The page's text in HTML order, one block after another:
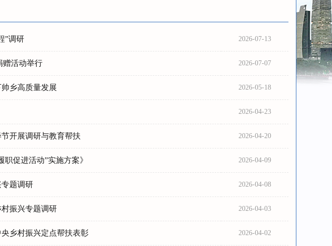
”调研 2026-07-13
赠活动举行 2026-07-07
乡高质量发展 2026-05-18
2026-04-23
开展调研与教育帮扶 2026-04-20
促进活动”实施方案》 2026-04-09
题调研 2026-04-08
振兴专题调研 2026-04-03
乡村振兴定点帮扶表彰 2026-04-02